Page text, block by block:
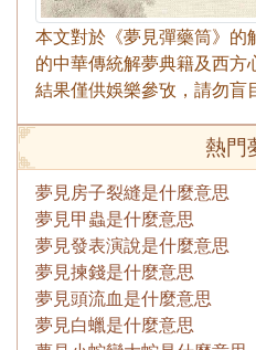
本文對於《夢見彈藥筒》的
的中華傳統解夢典籍及西
結果僅供娛樂參攷，請勿盲
熱門
夢見房子裂縫是什麼意思
夢見甲蟲是什麼意思
夢見發表演說是什麼意思
夢見揀錢是什麼意思
夢見頭流血是什麼意思
夢見白蠟是什麼意思